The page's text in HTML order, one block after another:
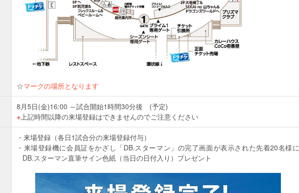
☆マークの場所となります
8月5日(金)16:00 ～試合開始1時間30分後 (予定)
上記時間以降の来場登録はできませんのでご注意ください
来場登録（各日1試合分の来場登録付与）
来場登録機に会員証をかざし「DB.スターマン」の完了画面が表示された先着20名様に
DB.スターマン直筆サイン色紙（当日の日付入り）プレゼント